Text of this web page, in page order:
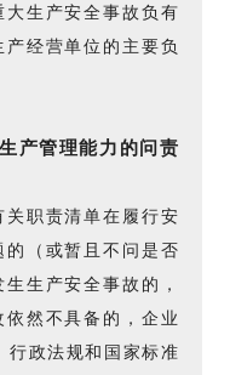
生产安全事故负有
经营单位的主要负
产管理能力的问责
关职责清单在履行安
（或暂且不问是否
生产安全事故的，
然不具备的，企业
行政法规和国家标准